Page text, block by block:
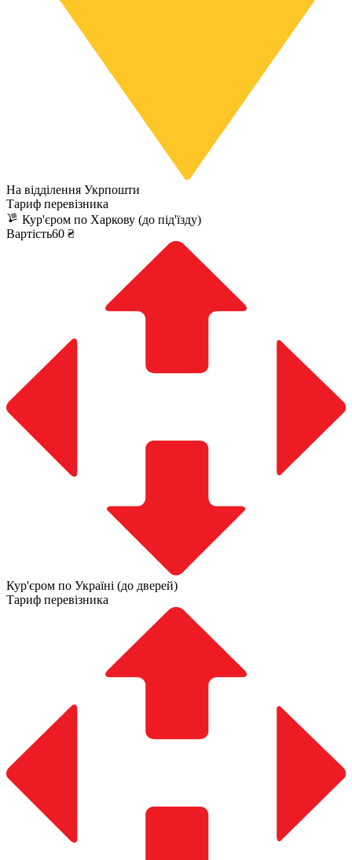
На відділення Укрпошти
Тариф перевізника
Кур'єром по Харкову (до під'їзду)
Вартість60 ₴
Кур'єром по Україні (до дверей)
Тариф перевізника